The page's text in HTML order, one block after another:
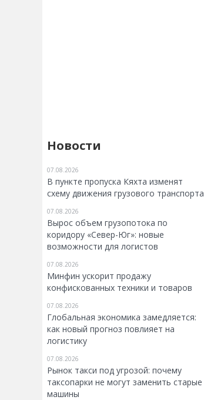
Новости
07.08.2026
В пункте пропуска Кяхта изменят
схему движения грузового транспорта
07.08.2026
Вырос объем грузопотока по
коридору «Север-Юг»: новые
возможности для логистов
07.08.2026
Минфин ускорит продажу
конфискованных техники и товаров
07.08.2026
Глобальная экономика замедляется:
как новый прогноз повлияет на
логистику
07.08.2026
Рынок такси под угрозой: почему
таксопарки не могут заменить старые
машины